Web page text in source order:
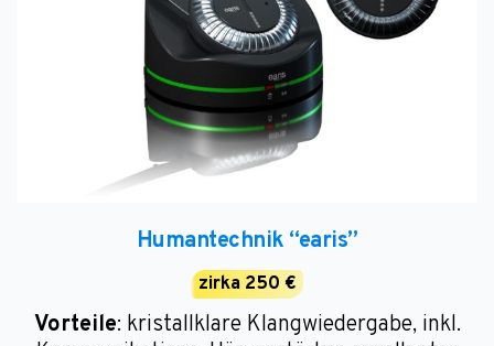
Humantechnik “earis”
zirka 250 €
Vorteile: kristallklare Klangwiedergabe, inkl.